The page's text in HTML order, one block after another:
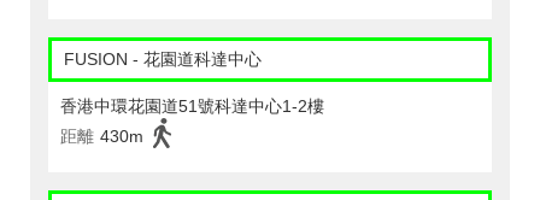
FUSION - 花園道科達中心
香港中環花園道51號科達中心1-2樓
距離 430m